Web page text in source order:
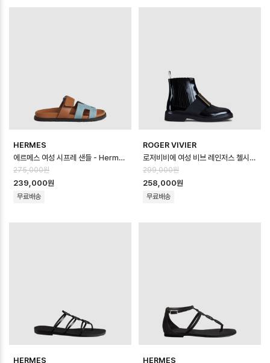
HERMES
에르메스 여성 시프레 샌들 - Hermes Womens Chypre Sandal - hes…
275,000원
239,000원
무료배송
ROGER VIVIER
로저비비에 여성 비브 레인저스 첼시 부티 - Roger Vivier Womens Viv R…
299,000원
258,000원
무료배송
HERMES HERMES